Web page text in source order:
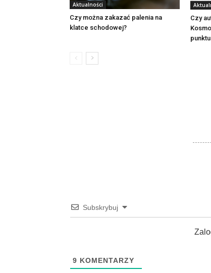
Aktualności
Czy można zakazać palenia na
klatce schodowej?
Czy
Subskrybuj
9 KOMENTARZY